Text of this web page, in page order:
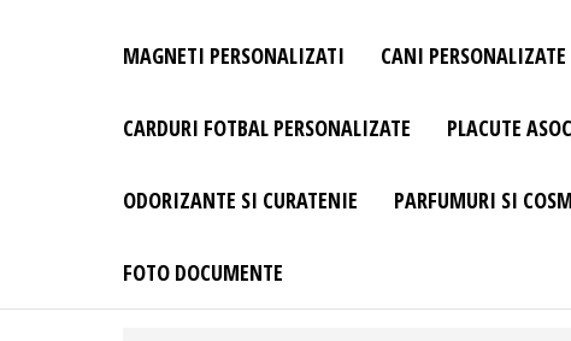
– Accesorii
MAGNETI PERSONALIZATI CANI PERSONALIZATE
CARDURI FOTBAL PERSONALIZATE PLACUTE
ODORIZANTE SI CURATENIE PARFUMURI SI
FOTO DOCUMENTE